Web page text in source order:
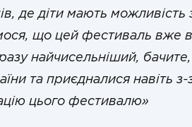
де діти мають
що цей фестиваль вже
найчисельніший, бачите,
та приєдналися навіть
цього фестивалю»